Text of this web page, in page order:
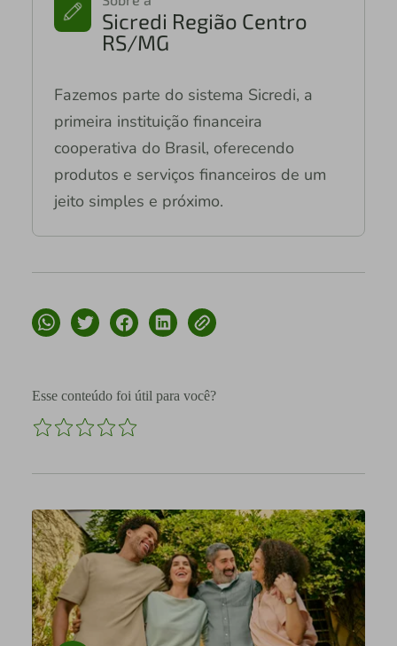
Sicredi Região Centro
RS/MG
Fazemos parte do sistema Sicredi, a
primeira instituição financeira
cooperativa do Brasil, oferecendo
produtos e serviços financeiros de um
jeito simples e próximo.
Esse conteúdo foi útil para você?